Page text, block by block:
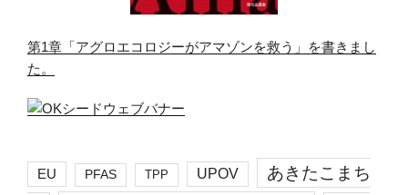
第1章「アグロエコロジーがアマゾンを救う」を書きまし
た。
EU PFAS TPP UPOV
あきたこまち